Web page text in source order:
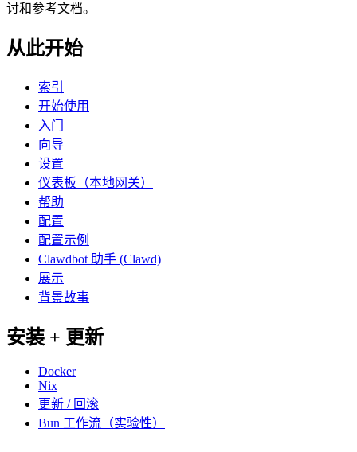
讨和参考文档。
从此开始
索引
开始使用
入门
向导
设置
仪表板（本地网关）
帮助
配置
配置示例
Clawdbot 助手 (Clawd)
展示
背景故事
安装 + 更新
Docker
Nix
更新 / 回滚
Bun 工作流（实验性）